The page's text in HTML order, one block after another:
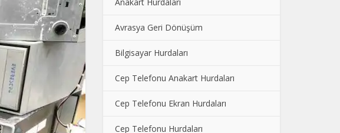
Avrasya Geri Dönüşüm
Bilgisayar Hurdaları
Cep Telefonu Anakart Hurdaları
Cep Telefonu Ekran Hurdaları
Cep Telefonu Hurdaları